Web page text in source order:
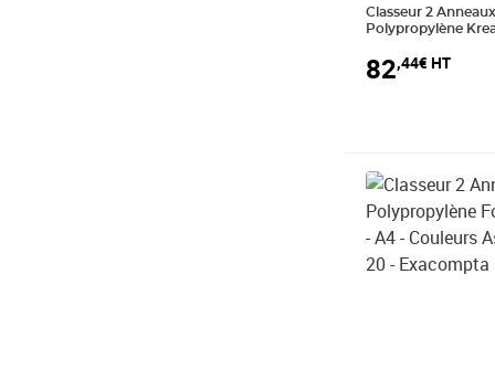
Classeur 2
Polypropylène
Exacompta
82,44€ HT
Prix 89,28€ HT